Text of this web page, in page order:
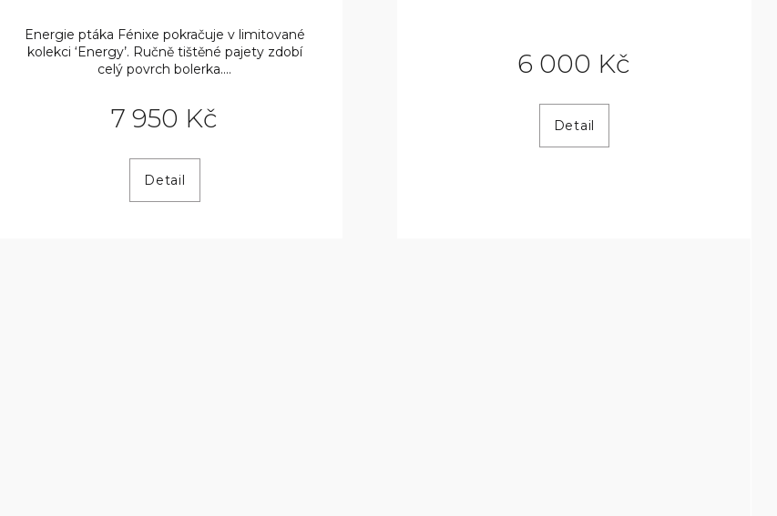
7 950 Kč
Detail
Energie ptáka Fénixe pokračuje v limitované
kolekci ‘Energy’. Ručně tištěné pajety zdobí
celý povrch bolerka....
6 000 Kč
Detail